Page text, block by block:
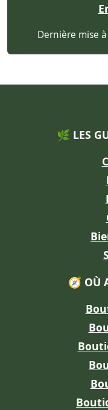
Dernière mise
🌿 LES
🧭 OÙ